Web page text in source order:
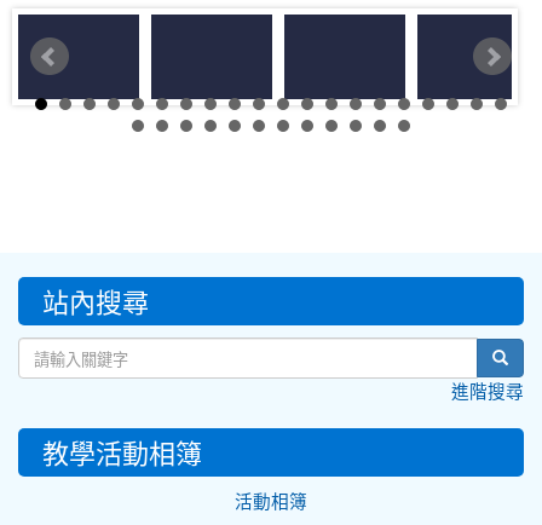
::: 站內搜尋
進階搜尋
教學活動相簿
活動相簿